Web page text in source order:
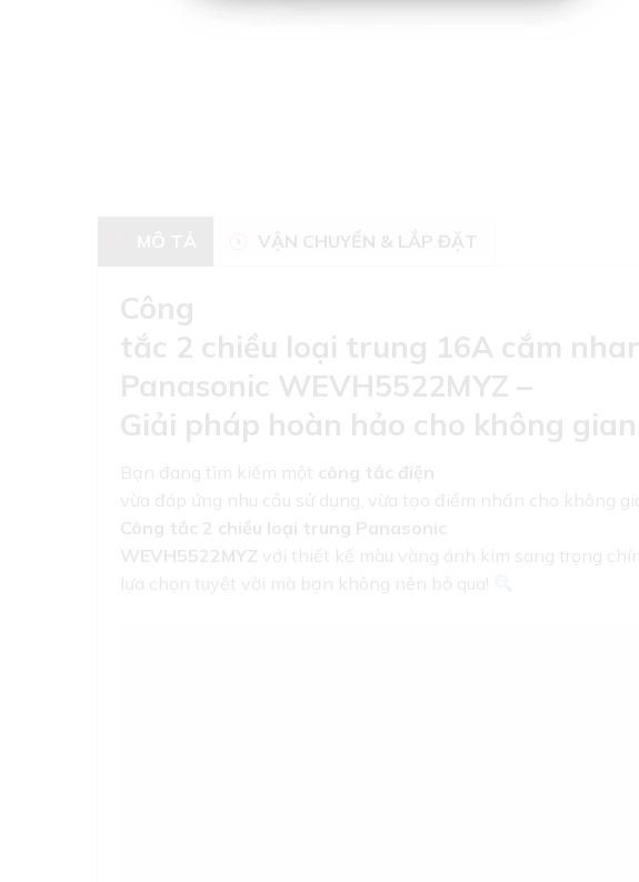
VẬN CHUYỂN & LẮP ĐẶT
Công
tắc 2 chiều loại trung 16A cắm
Panasonic WEVH5522MYZ –
Giải pháp hoàn hảo cho không